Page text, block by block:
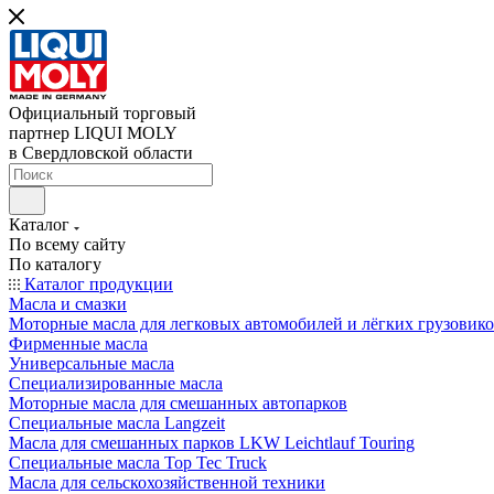
Официальный торговый
партнер LIQUI MOLY
в Свердловской области
Каталог
По всему сайту
По каталогу
Каталог продукции
Масла и смазки
Моторные масла для легковых автомобилей и лёгких
Фирменные масла
Универсальные масла
Специализированные масла
Моторные масла для смешанных автопарков
Специальные масла Langzeit
Масла для смешанных парков LKW Leichtlauf Touring
Специальные масла Top Tec Truck
Масла для сельскохозяйственной техники